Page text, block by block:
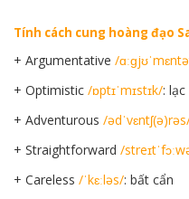
Tính cách cung hoàng đạo
+ Argumentative /
+ Optimistic /ɒptɪˈmɪstɪk/:
+ Adventurous /
+ Straightforward /
+ Careless /ˈkɛːləs/: bất cẩn